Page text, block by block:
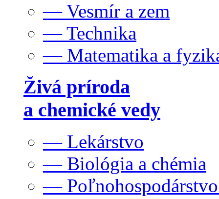
— Vesmír a zem
— Technika
— Matematika a
Živá príroda
a chemické vedy
— Lekárstvo
— Biológia a chémia
—